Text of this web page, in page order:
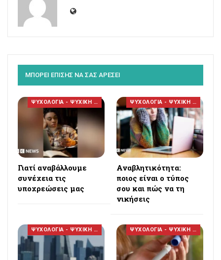
ΜΠΟΡΕΙ ΕΠΙΣΗΣ ΝΑ ΣΑΣ ΑΡΕΣΕΙ
ΨΥΧΟΛΟΓΙΑ - ΨΥΧΙΚΗ ΥΓΕΙΑ
Γιατί αναβάλλουμε
συνέχεια τις
υποχρεώσεις μας
ΨΥΧΟΛΟΓΙΑ - ΨΥΧΙΚΗ ΥΓΕΙΑ
Αναβλητικότητα:
ποιος είναι ο τύπος
σου και πώς να τη
νικήσεις
ΨΥΧΟΛΟΓΙΑ - ΨΥΧΙΚΗ ΥΓΕΙΑ ΨΥΧΟΛΟΓΙΑ - ΨΥΧΙΚΗ ΥΓΕΙΑ